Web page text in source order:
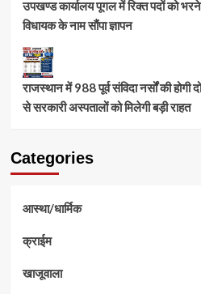
उपखण्ड कार्यालय पूगल में रिक्त पदों को
विधायक के नाम सौंपा ज्ञापन
राजस्थान में 988 पूर्व संविदा नर्सों की होगी
से सरकारी अस्पतालों को मिलेगी बड़ी राहत
Categories
आस्था/धार्मिक
क्राईम
खाजूवाला